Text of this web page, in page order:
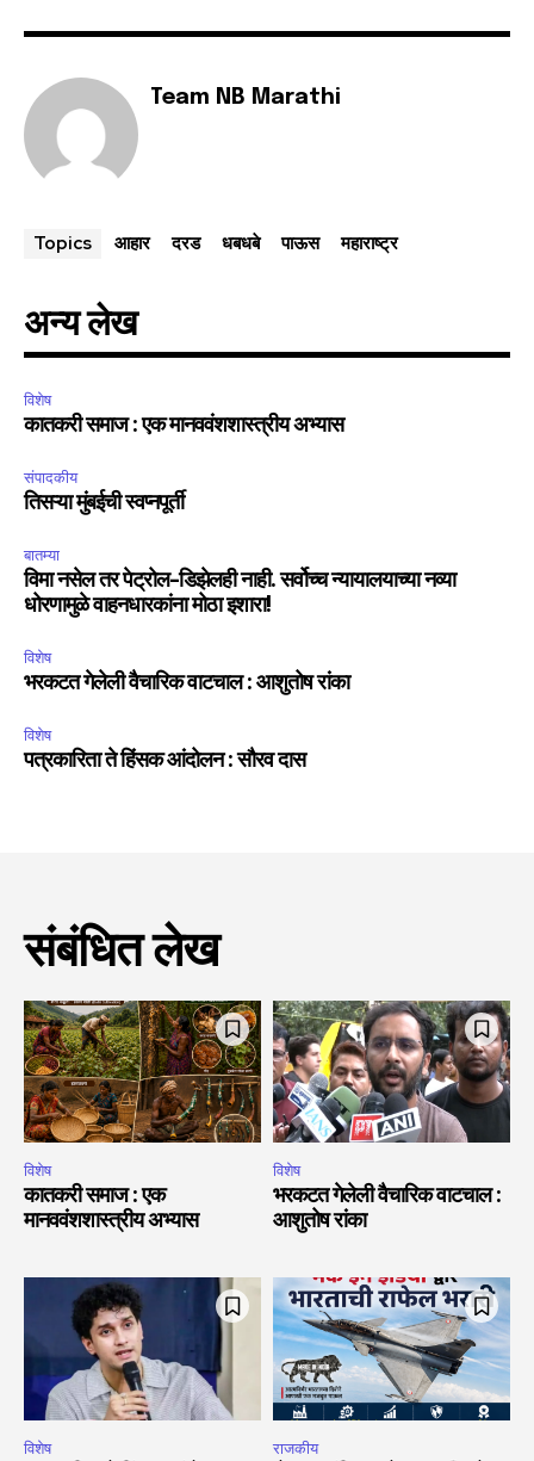
Team NB Marathi
Topics आहार दरड धबधबे पाऊस महाराष्ट्र
अन्य लेख
विशेष
कातकरी समाज : एक मानववंशशास्त्रीय अभ्यास
संपादकीय
तिसऱ्या मुंबईची स्वप्नपूर्ती
बातम्या
विमा नसेल तर पेट्रोल-डिझेलही नाही. सर्वोच्च न्यायालयाच्या नव्या
धोरणामुळे वाहनधारकांना मोठा इशारा!
विशेष
भरकटत गेलेली वैचारिक वाटचाल : आशुतोष रांका
विशेष
पत्रकारिता ते हिंसक आंदोलन : सौरव दास
संबंधित लेख
विशेष
कातकरी समाज : एक
मानववंशशास्त्रीय अभ्यास
विशेष
भरकटत गेलेली वैचारिक वाटचाल :
आशुतोष रांका
विशेष राजकीय